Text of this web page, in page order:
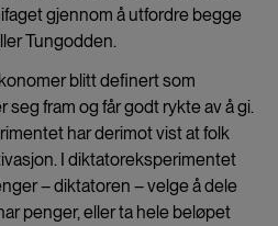
gjennom å utfordre begge
Tungodden.
blitt definert som
fram og får godt rykte av å gi.
har derimot vist at folk
I diktatoreksperimentet
– diktatoren – velge å dele
penger, eller ta hele beløpet